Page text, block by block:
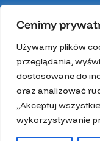
Cenimy
Używamy plików
przeglądania,
dostosowane do
oraz analizować
„Akceptuj
wykorzystywanie